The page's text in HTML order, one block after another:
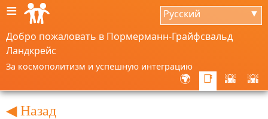
≡ Русский ▼
Добро пожаловать в Пормерманн-Грайфсвальд
Ландкрейс
За космополитизм и успешную интеграцию
🌍 📑 🌇 🌇
◀ Назад